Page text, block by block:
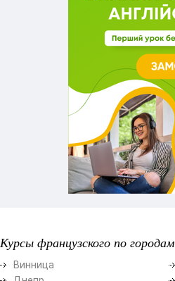
Курсы французского по городам
Винница